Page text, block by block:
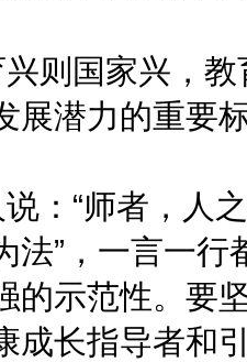
国家兴，教
展潜力的重要
“师者，人之
法”，一言一
的示范性。要
成长指导者和